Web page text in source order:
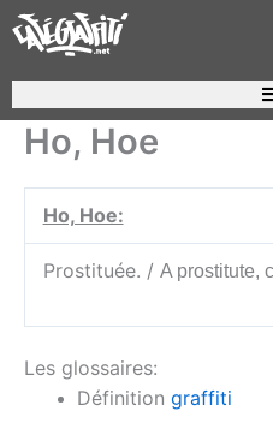
Aller
au
Ho, Hoe
Ho, Hoe:
Prostituée. / A prostitute,
Les glossaires:
Définition graffiti